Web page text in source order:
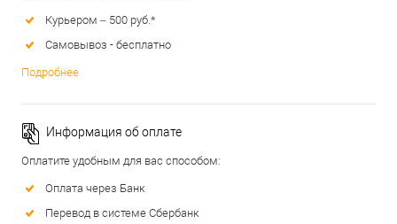
Курьером – 500 руб.*
Самовывоз - бесплатно
Подробнее
Информация об оплате
Оплатите удобным для вас способом:
Оплата через Банк
Перевод в системе Сбербанк